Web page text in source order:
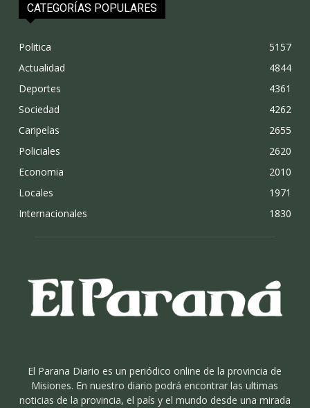
CATEGORÍAS POPULARES
Politica
5157
Actualidad
4844
Deportes
4361
Sociedad
4262
Caripelas
2655
Policiales
2620
Economia
2010
Locales
1971
Internacionales
1830
El Parana Diario es un periódico online de la provincia de
Misiones. En nuestro diario podrá encontrar las ultimas
noticias de la provincia, el país y el mundo desde una mirada